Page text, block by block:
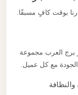
بوقت كافٍ مسبقًا.
العرب مجموعة
مع كل عميل.